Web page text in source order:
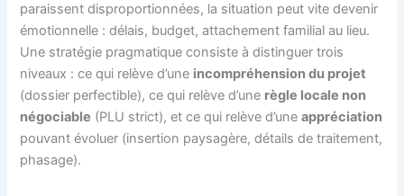
paraissent disproportionnées, la situation peut vite devenir
émotionnelle : délais, budget, attachement familial au lieu.
Une stratégie pragmatique consiste à distinguer trois
niveaux : ce qui relève d’une incompréhension du projet
(dossier perfectible), ce qui relève d’une règle locale non
négociable (PLU strict), et ce qui relève d’uneappréciation
pouvant évoluer (insertion paysagère, détails de traitement,
phasage).